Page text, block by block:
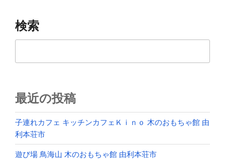
ン
検索
最近の投稿
子連れカフェ キッチンカフェＫｉｎｏ 木のおもちゃ館 由
利本荘市
遊び場 鳥海山 木のおもちゃ館 由利本荘市